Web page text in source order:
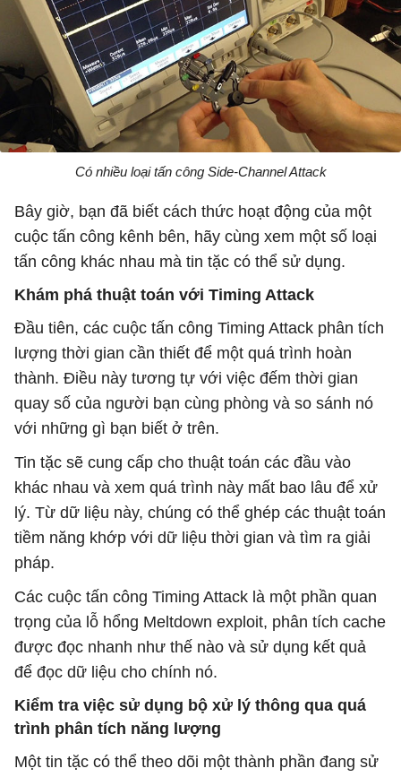
Có nhiều loại tấn công Side-Channel Attack
Bây giờ, bạn đã biết cách thức hoạt động của một
cuộc tấn công kênh bên, hãy cùng xem một số loại
tấn công khác nhau mà tin tặc có thể sử dụng.
Khám phá thuật toán với Timing Attack
Đầu tiên, các cuộc tấn công Timing Attack phân tích
lượng thời gian cần thiết để một quá trình hoàn
thành. Điều này tương tự với việc đếm thời gian
quay số của người bạn cùng phòng và so sánh nó
với những gì bạn biết ở trên.
Tin tặc sẽ cung cấp cho thuật toán các đầu vào
khác nhau và xem quá trình này mất bao lâu để xử
lý. Từ dữ liệu này, chúng có thể ghép các thuật toán
tiềm năng khớp với dữ liệu thời gian và tìm ra giải
pháp.
Các cuộc tấn công Timing Attack là một phần quan
trọng của lỗ hổng Meltdown exploit, phân tích cache
được đọc nhanh như thế nào và sử dụng kết quả
để đọc dữ liệu cho chính nó.
Kiểm tra việc sử dụng bộ xử lý thông qua quá
trình phân tích năng lượng
Một tin tặc có thể theo dõi một thành phần đang sử